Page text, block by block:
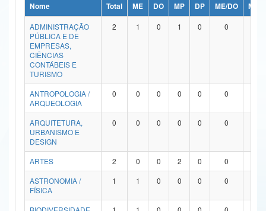
Ministério da Ciência, Tecnologia, Inovações e Comunicações
Ministério do Meio Ambiente
Ministério do Turismo
Ministério do Desenvolvimento Regional
Controladoria-Geral da União
Ministério da Mulher, da Família e dos Direitos Humanos
Secretaria de Governo
Nome Total ME DO MP DP ME/DO
MP/
ADMINISTRAÇÃO
PÚBLICA E DE
EMPRESAS,
CIÊNCIAS
CONTÁBEIS E
TURISMO
2 1 0 1 0 0
ANTROPOLOGIA /
ARQUEOLOGIA
0 0 0 0 0 0
ARQUITETURA,
URBANISMO E
DESIGN
0 0 0 0 0 0
ARTES 2 0 0 2 0 0
ASTRONOMIA /
FÍSICA
1 1 0 0 0 0